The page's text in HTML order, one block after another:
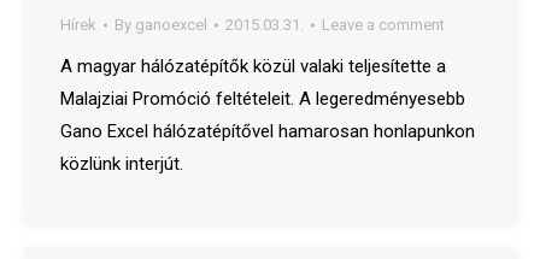
Hírek By ganoexcel 2015.03.31. Leave a comment
A magyar hálózatépítők közül valaki teljesítette a
Malajziai Promóció feltételeit. A legeredményesebb
Gano Excel hálózatépítővel hamarosan honlapunkon
közlünk interjút.